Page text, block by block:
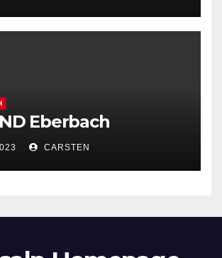
Eberbach
CARSTEN